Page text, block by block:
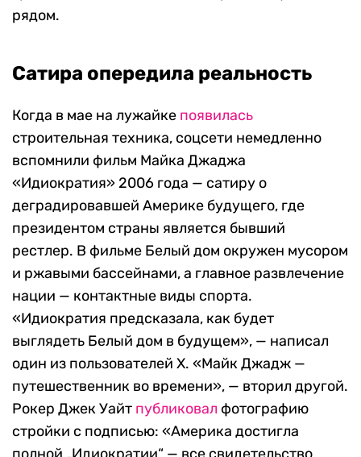
рядом.
Сатира опередила реальность
Когда в мае на лужайке появилась
строительная техника, соцсети немедленно
вспомнили фильм Майка Джаджа
«Идиократия» 2006 года — сатиру о
деградировавшей Америке будущего, где
президентом страны является бывший
рестлер. В фильме Белый дом окружен мусором
и ржавыми бассейнами, а главное развлечение
нации — контактные виды спорта.
«Идиократия предсказала, как будет
выглядеть Белый дом в будущем», — написал
один из пользователей X. «Майк Джадж —
путешественник во времени», — вторил другой.
Рокер Джек Уайт публиковал фотографию
стройки с подписью: «Америка достигла